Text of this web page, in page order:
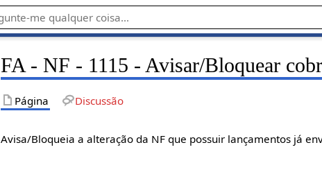
FA - NF - 1115 - Avisar/Bloquear
Página Discussão
Avisa/Bloqueia a alteração da NF que possuir lançamentos já